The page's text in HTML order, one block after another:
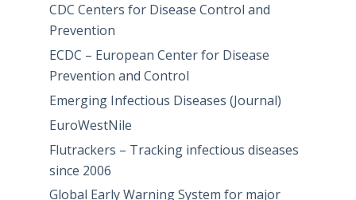
CDC Centers for Disease Control and
Prevention
ECDC – European Center for Disease
Prevention and Control
Emerging Infectious Diseases (Journal)
EuroWestNile
Flutrackers – Tracking infectious diseases
since 2006
Global Early Warning System for major